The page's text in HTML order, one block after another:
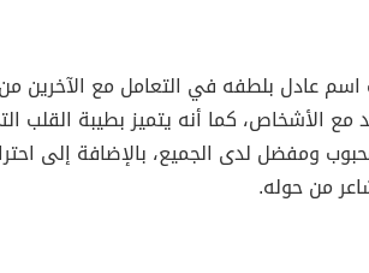
عادل بلطفه في التعامل مع الآخرين
مع الأشخاص، كما أنه يتميز بطيبة القلب
ومفضل لدى الجميع، بالإضافة إلى
من حوله.